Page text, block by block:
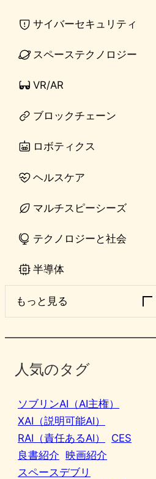
サイバーセキュリティ
スペーステクノロジー
VR/AR
ブロックチェーン
ロボティクス
ヘルスケア
マルチスピーシーズ
テクノロジーと社会
半導体
もっと見る
人気のタグ
ソブリンAI（AI主権）
XAI（説明可能AI）
RAI（責任あるAI）
CES
良書紹介 映画紹介
スペースデブリ